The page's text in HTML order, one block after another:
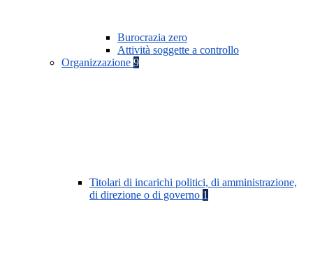
Burocrazia zero
Attività soggette a controllo
Organizzazione 9
Titolari di incarichi politici, di amministrazione,
di direzione o di governo 1